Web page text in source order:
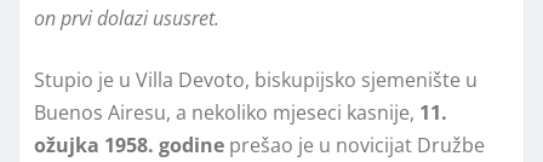
on prvi dolazi ususret.
Stupio je u Villa Devoto, biskupijsko sjemenište u
Buenos Airesu, a nekoliko mjeseci kasnije, 11.
ožujka 1958. godine prešao je u novicijat Družbe